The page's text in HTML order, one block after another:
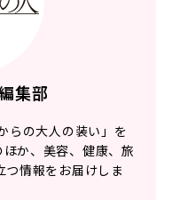
集部
らの大人の装い」を
か、美容、健康、旅
情報をお届けしま